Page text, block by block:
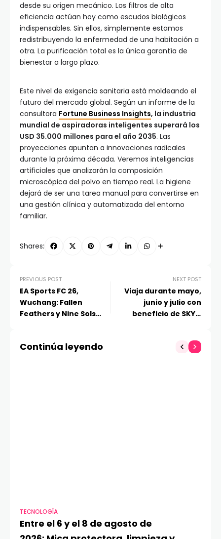
desde su origen mecánico. Los filtros de alta
eficiencia actúan hoy como escudos biológicos
indispensables. Sin ellos, simplemente estamos
redistribuyendo la enfermedad de una habitación a
otra. La purificación total es la única garantía de
bienestar a largo plazo.
Este nivel de exigencia sanitaria está moldeando el
futuro del mercado global. Según un informe de la
consultora Fortune Business Insights, la industria
mundial de aspiradoras inteligentes superará los
USD 35.000 millones para el año 2035. Las
proyecciones apuntan a innovaciones radicales
durante la próxima década. Veremos inteligencias
artificiales que analizarán la composición
microscópica del polvo en tiempo real. La higiene
dejará de ser una tarea manual para convertirse en
una gestión clínica y automatizada del entorno
familiar.
Shares:
PREVIOUS POST
EA Sports FC 26,
Wuchang: Fallen
Feathers y Nine Sols
PlayStation Plus en
NEXT POST
Viaja durante mayo,
junio y julio con
beneficio de SKY y
Continúa leyendo
TECNOLOGÍA
Entre el 6 y el 8 de agosto de